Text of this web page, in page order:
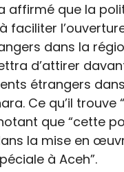
affirmé que la
faciliter
dans la
d’attirer
étrangers
Ce qu’il trouve
que “cette
la mise en
à Aceh”.